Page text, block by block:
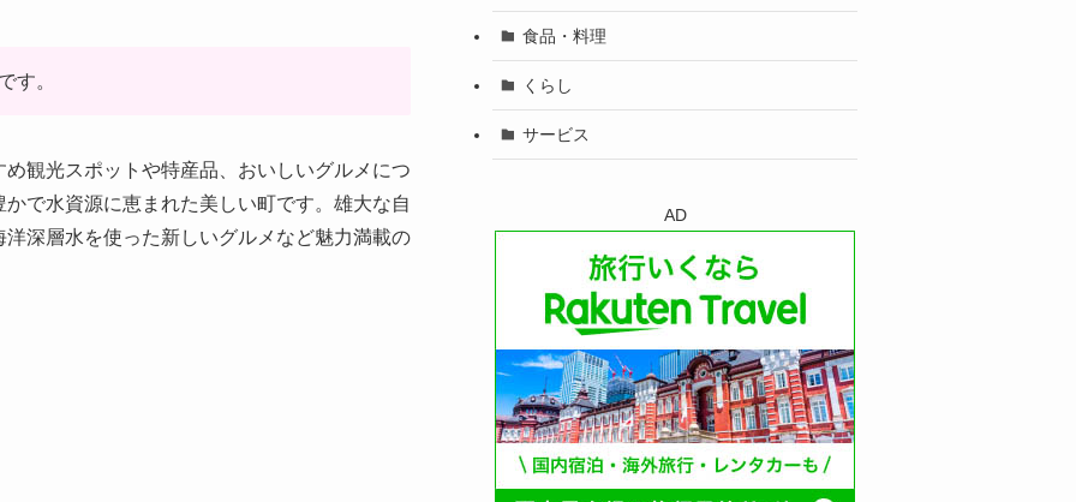
す。
観光スポットや特産品、おいしいグルメにつ
で水資源に恵まれた美しい町です。雄大な自
深層水を使った新しいグルメなど魅力満載の
食品・料理
くらし
サービス
AD